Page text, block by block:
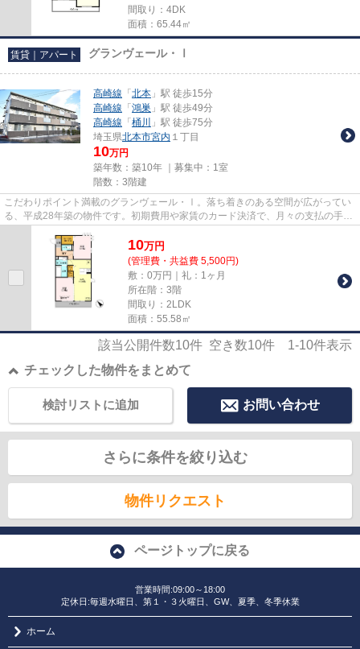
間取り：4DK
面積：65.44㎡
賃貸｜アパート グランヴェール・Ⅰ
高崎線 「 北本 」駅 徒歩15分
高崎線 「 鴻巣 」駅 徒歩49分
高崎線 「 桶川
」駅 徒歩75分
埼玉県北本市宮内 １丁目
10万円
築年数：築10年 ｜募集中： 1室
階数：3階建
こだわりポイント満載のグランヴェール・Ⅰ。落ち着きのある空間が広がってい
る、平成28年築の物件です。初期費用や家賃のカード決済で、月々の支払の手間
10万円
(管理費・共益費 5,500円)
敷：0万円｜礼：1ヶ月
所在階：3階
間取り：2LDK
面積：55.58㎡
該当公開件数10件 空き数10件 1-10件表示
チェックした物件をまとめて
お問い合わせ
検討リストに追加
さらに条件を絞り込む
物件リクエスト
ページトップに戻る
営業時間:09:00～18:00
定休日:毎週水曜日、第１・３火曜日、GW、夏季、冬季休業
ホーム